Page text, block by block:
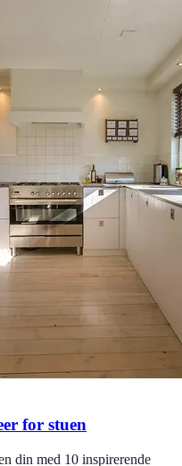
for stuen
din med 10 inspirerende